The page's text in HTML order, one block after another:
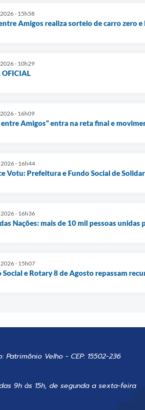
- 15h58
Amigos realiza sorteio de carro zero
- 10h29
OFICIAL
- 16h09
entre Amigos” entra na reta final e
2026 - 16h44
Votu: Prefeitura e Fundo Social de
2026 - 16h36
Nações: mais de 10 mil pessoas
2026 - 15h07
Social e Rotary 8 de Agosto repassam
Patrimônio Velho - CEP: 15502-236
9h às 15h, de segunda a sexta-feira